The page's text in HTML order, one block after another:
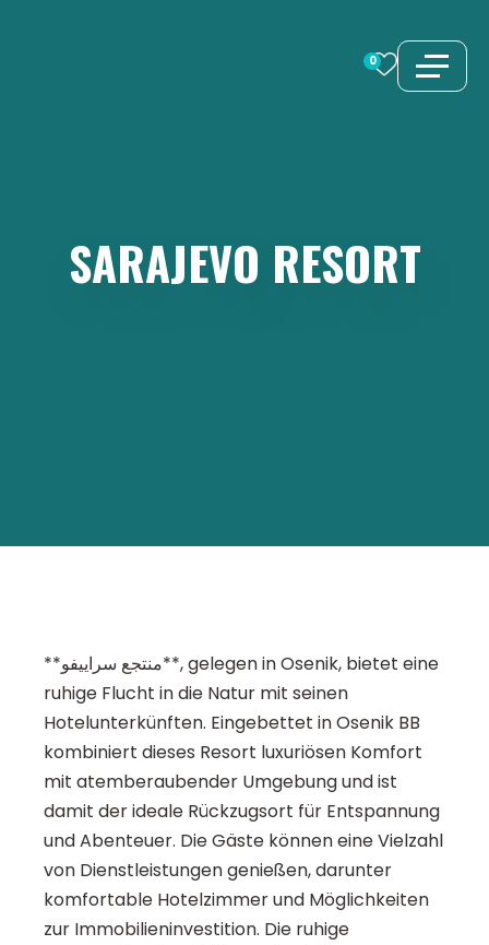
0
SARAJEVO RESORT
**منتجع سراييفو**, gelegen in Osenik, bietet eine
ruhige Flucht in die Natur mit seinen
Hotelunterkünften. Eingebettet in Osenik BB
kombiniert dieses Resort luxuriösen Komfort
mit atemberaubender Umgebung und ist
damit der ideale Rückzugsort für Entspannung
und Abenteuer. Die Gäste können eine Vielzahl
von Dienstleistungen genießen, darunter
komfortable Hotelzimmer und Möglichkeiten
zur Immobilieninvestition. Die ruhige